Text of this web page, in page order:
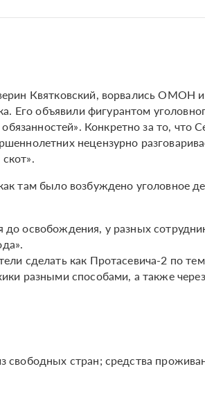
Квятковский, ворвались ОМОН и
Его объявили фигурантом
Конкретно за то, что
нецензурно
там было возбуждено уголовное
освобождения, у разных
сделать как Протасевича-2 по
разными способами, а также
свободных стран; средства